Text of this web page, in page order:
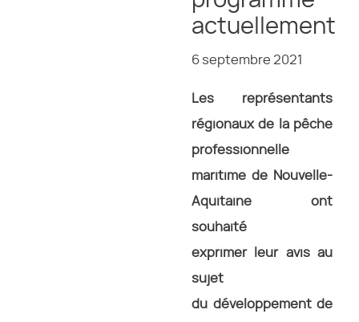
actuellement
6 septembre 2021
Les représentants
régionaux de la pêche
professionnelle
maritime de Nouvelle-
Aquitaine ont
souhaité
exprimer leur avis au
sujet
du développement de